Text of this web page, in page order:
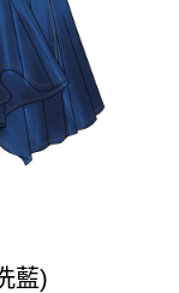
藍)